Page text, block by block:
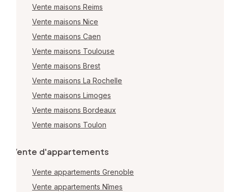
Vente maisons Reims
Vente maisons Nice
Vente maisons Caen
Vente maisons Toulouse
Vente maisons Brest
Vente maisons La Rochelle
Vente maisons Limoges
Vente maisons Bordeaux
Vente maisons Toulon
Vente d'appartements
Vente appartements Grenoble
Vente appartements Nîmes